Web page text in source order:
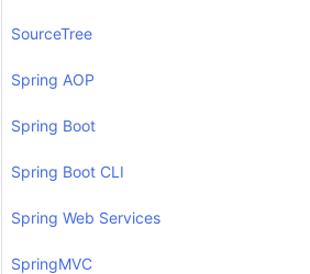
SourceTree
Spring AOP
Spring Boot
Spring Boot CLI
Spring Web Services
SpringMVC